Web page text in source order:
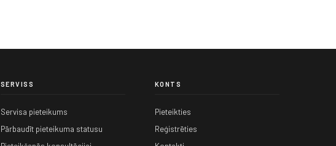
SERVISS
Servisa pieteikums
Pārbaudīt pieteikuma statusu
KONTS
Pieteikties
Reģistrēties